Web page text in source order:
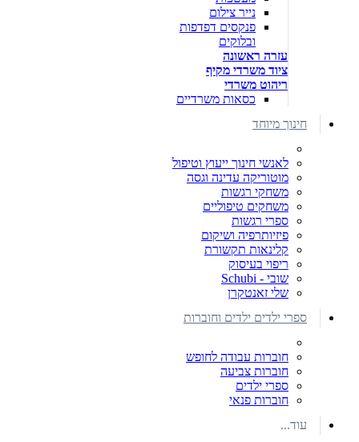
נייר צילום
פנקסים דפדפות
ובלוקים
עזרה ראשונה
ציוד משרדי מקיף
ריהוט משרדי
כסאות משרדיים
חינוך מיוחד
לאנשי חינוך ייעוץ וטיפול
מוטוריקה עדינה וגסה
משחקי רגשות
משחקים טיפוליים
ספרי רגשות
פיזיותרפיה ושיקום
קלינאות תקשורת
ריפוי בעיסוק
שובי - Schubi
שלי זאנטקרן
ספרי ילדים ילדים וחוברות
חוברות עבודה לחופש
חוברות צביעה
ספרי ילדים
חוברות פנאי
עוד...